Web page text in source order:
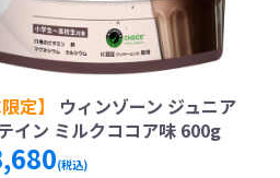
定】
ウィンゾーン ジュニア
イン ミルクココア味 600g
(税込)